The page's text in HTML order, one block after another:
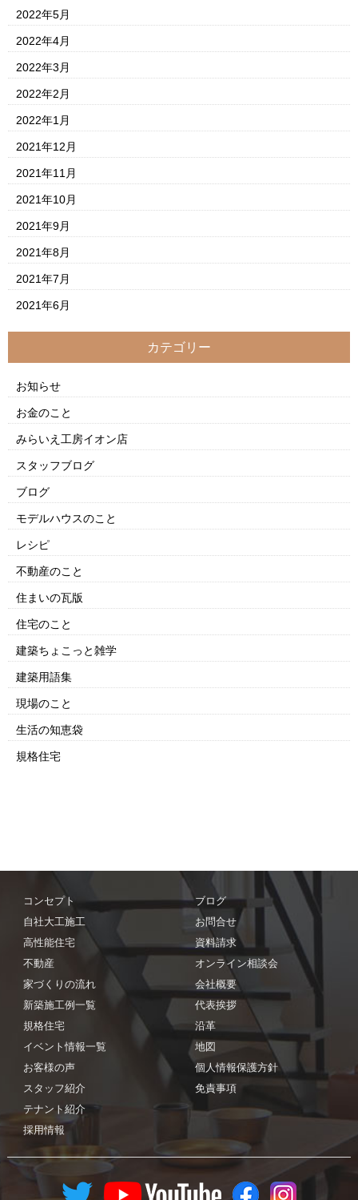
2022年5月
2022年4月
2022年3月
2022年2月
2022年1月
2021年12月
2021年11月
2021年10月
2021年9月
2021年8月
2021年7月
2021年6月
カテゴリー
お知らせ
お金のこと
みらいえ工房イオン店
スタッフブログ
ブログ
モデルハウスのこと
レシピ
不動産のこと
住まいの瓦版
住宅のこと
建築ちょこっと雑学
建築用語集
現場のこと
生活の知恵袋
規格住宅
コンセプト
自社大工施工
高性能住宅
不動産
家づくりの流れ
新築施工例一覧
規格住宅
イベント情報一覧
お客様の声
スタッフ紹介
テナント紹介
採用情報
ブログ
お問合せ
資料請求
オンライン相談会
会社概要
代表挨拶
沿革
地図
個人情報保護方針
免責事項